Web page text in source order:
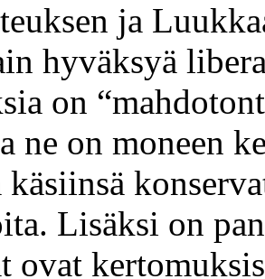
ja
hyväksyä
on
ne on moneen
käsiinsä
Lisäksi on
ovat